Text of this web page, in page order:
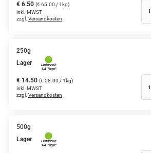
Rooibos Tee
Aromatisierter Grüntee
Aromatisierter Schwarztee
Früchtetee
€ 6.50 (€ 65.00 / 1kg)
inkl. MWST
zzgl. Versandkosten
250g
Lager
€ 14.50 (€ 58.00 / 1kg)
inkl. MWST
zzgl. Versandkosten
500g
Lager